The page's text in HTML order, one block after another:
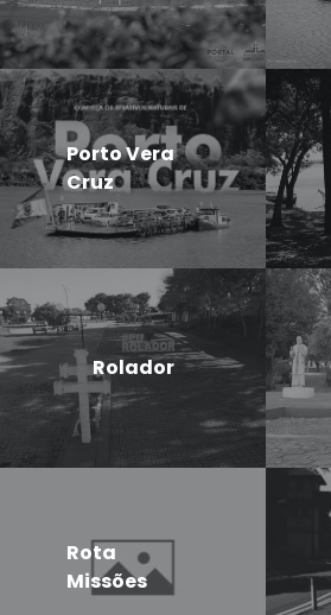
Porto Vera
Cruz
Rolador
Rota
Missões